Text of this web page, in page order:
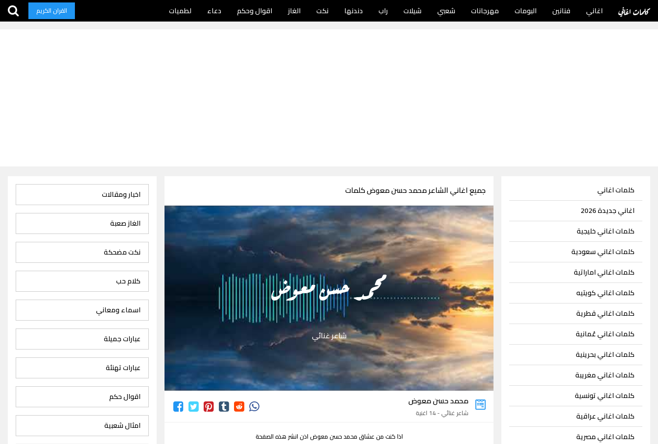
كلمات اغاني اغاني فنانين البومات مهرجانات شعبي شيلات راب دندنها نكت الغاز اقوال وحكم دعاء لطميات القران الكريم
كلمات اغاني
اغاني جديدة 2026
كلمات اغاني خليجية
كلمات اغاني سعودية
كلمات اغاني اماراتية
كلمات اغاني كويتيه
كلمات اغاني قطرية
كلمات اغاني عُمانية
كلمات اغاني بحرينية
كلمات اغاني مغريبة
كلمات اغاني تونسية
كلمات اغاني عراقية
كلمات اغاني مصرية
جميع اغاني الشاعر محمد حسن معوض كلمات
محمد حسن معوض
شاعر غنائي
محمد حسن معوض
شاعر غنائي - 14 اغنية
اذا كنت من عشاق محمد حسن معوض اذن انشر هذه الصفحة
اخبار ومقالات
الغاز صعبة
نكت مضحكة
كلام حب
اسماء ومعاني
عبارات جميلة
عبارات تهنئة
اقوال حكم
امثال شعبية